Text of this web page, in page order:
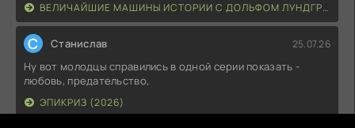
ВЕЛИЧАЙШИЕ МАШИНЫ ИСТОРИИ С ДОЛЬФОМ ЛУНДГРЕНОМ (2026)
С Станислав 25.07.26
Ну вот молодцы справились в одной серии показать -
любовь, предательство,
ЭПИКРИЗ (2026)